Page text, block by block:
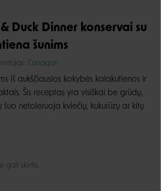
Duck Dinner konservai su
šunims
Canagan
iš aukščiausios kokybės kalakutienos ir
Šis receptas yra visiškai be grūdų,
netoleruoja kviečių, kukurūzų ar kitų
gali skirtis.